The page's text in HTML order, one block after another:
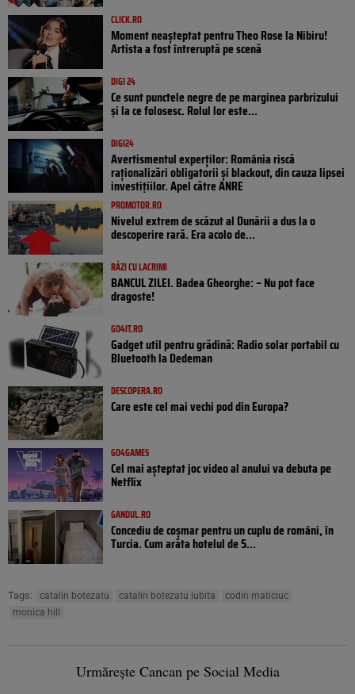
CLICK.RO
Moment neașteptat pentru Theo Rose la Nibiru!
Artista a fost întreruptă pe scenă
DIGI 24
Ce sunt punctele negre de pe marginea parbrizului
și la ce folosesc. Rolul lor este...
DIGI24
Avertismentul experților: România riscă
raționalizări obligatorii și blackout, din cauza lipsei
investițiilor. Apel către ANRE
PROMOTOR.RO
Nivelul extrem de scăzut al Dunării a dus la o
descoperire rară. Era acolo de...
RÂZI CU LACRIMI
BANCUL ZILEI. Badea Gheorghe: – Nu pot face
dragoste!
GO4IT.RO
Gadget util pentru grădină: Radio solar portabil cu
Bluetooth la Dedeman
DESCOPERA.RO
Care este cel mai vechi pod din Europa?
GO4GAMES
Cel mai așteptat joc video al anului va debuta pe
Netflix
GANDUL.RO
Concediu de coșmar pentru un cuplu de români, în
Turcia. Cum arăta hotelul de 5...
Tags: catalin botezatu catalin botezatu iubita
codin maticiuc
monica hill
Urmărește Cancan pe Social Media